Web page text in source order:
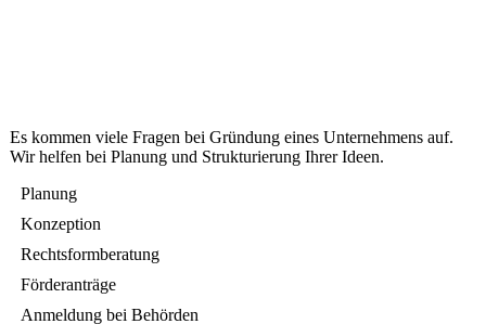
Es kommen viele Fragen bei Gründung eines Unternehmens auf.
Wir helfen bei Planung und Strukturierung Ihrer Ideen.
Planung
Konzeption
Rechtsformberatung
Förderanträge
Anmeldung bei Behörden